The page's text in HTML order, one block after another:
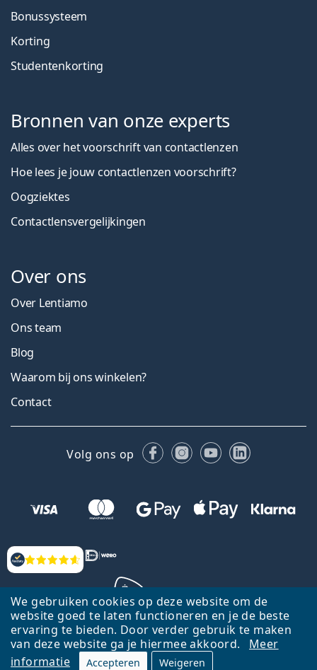
We gebruiken cookies op deze website om de
website goed te laten functioneren en je de beste
ervaring te bieden. Door verder gebruik te maken
van deze website ga je hiermee akkoord.
Meer
informatie
Accepteren Weigeren
Beoordelingen
Bonussysteem
Korting
Studentenkorting
Bronnen van onze experts
Alles over het voorschrift van contactlenzen
Hoe lees je jouw contactlenzen voorschrift?
Oogziektes
Contactlensvergelijkingen
Over ons
Over Lentiamo
Ons team
Blog
Waarom bij ons winkelen?
Contact
Volg ons op FacebookInstagram
YouTubeLinkedIn
Terug naar de homepagina
Ga omhoog
Lentiamo.nl is eigendom van en wordt beheerd door Lentiamo s.r.o.,